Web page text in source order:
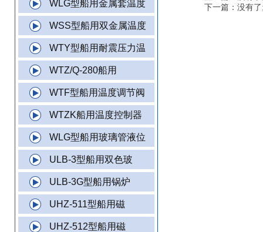
WLG型船用金属套温度
WSS型船用双金属温度
WTY型船用耐震压力温
WTZ/Q-280船用
WTF型船用温度调节阀
WTZK船用温度控制器
WLG型船用玻璃管液位
ULB-3型船用双色玻
ULB-3G型船用锅炉
UHZ-511型船用磁
UHZ-512型船用磁
下一篇：没有